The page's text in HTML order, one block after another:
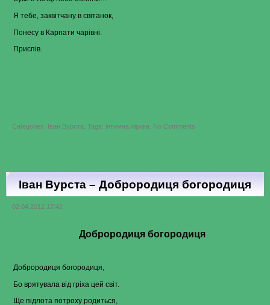
Я тебе, заквітчану в світанок,
Понесу в Карпати чарівні.
Приспів.
Categories: Іван Вурста Tags: інтимна лірика No Comments
Іван Вурста – Доброродиця богородиця
02.04.2012 17:42
Доброродиця богородиця
Доброродиця богородиця,
Бо врятувала від гріха цей світ.
Ще підлота потроху родиться,